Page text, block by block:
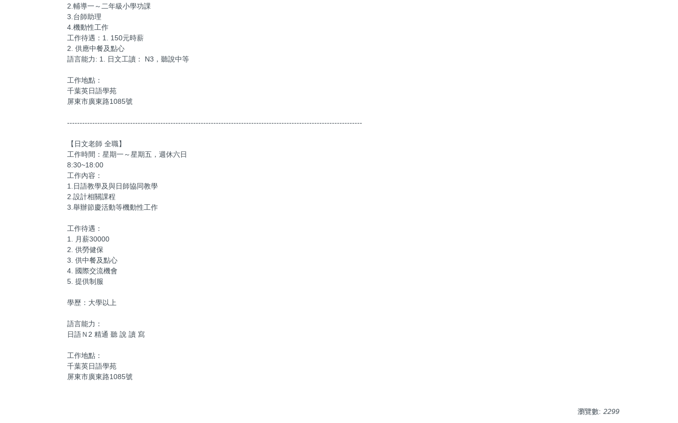
2.輔導一～二年級小學功課
3.台師助理
4.機動性工作
工作待遇：1. 150元時薪
2. 供應中餐及點心
語言能力: 1. 日文工讀： N3，聽說中等
工作地點：
千葉英日語學苑
屏東市廣東路1085號
---------------------------------------------------------------------------------------------------------------------
【日文老師 全職】
工作時間：星期一～星期五，週休六日
8:30~18:00
工作內容：
1.日語教學及與日師協同教學
2.設計相關課程
3.舉辦節慶活動等機動性工作
工作待遇：
1. 月薪30000
2. 供勞健保
3. 供中餐及點心
4. 國際交流機會
5. 提供制服
學歷：大學以上
語言能力：
日語Ｎ2 精通 聽 說 讀 寫
工作地點：
千葉英日語學苑
屏東市廣東路1085號
瀏覽數: 2299